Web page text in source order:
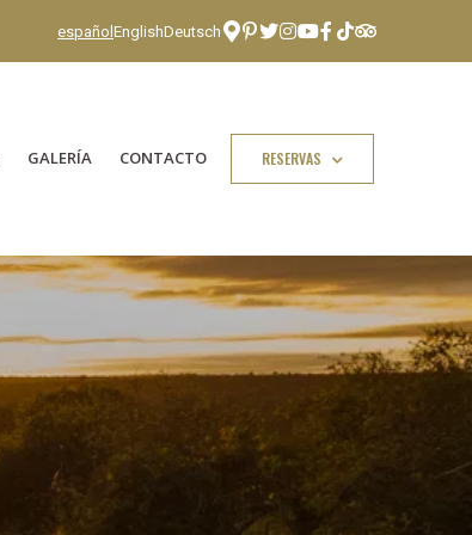
españolEnglishDeutsch
RESERVAS
GALERÍA CONTACTO